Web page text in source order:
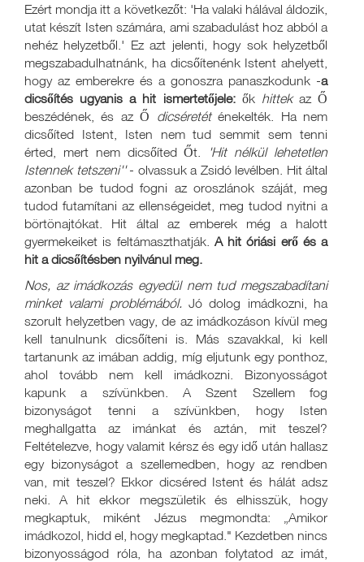
Ezért mondja itt a következőt: 'Ha valaki hálával áldozik,
utat készít Isten számára, ami szabadulást hoz abból a
nehéz helyzetből.' Ez azt jelenti, hogy sok helyzetből
megszabadulhatnánk, ha dicsőítenénk Istent ahelyett,
hogy az emberekre és a gonoszra panaszkodunk -a
dicsőítés ugyanis a hit ismertetőjele: ők hittekaz Ő
beszédének, és az Ő dicséretéténekelték. Ha nem
dicsőíted Istent, Isten nem tud semmit sem tenni
érted, mert nem dicsőíted Őt.
'Hit nélkül lehetetlen
Istennek tetszeni''- olvassuk a Zsidó levélben. Hit által
azonban be tudod fogni az oroszlánok száját, meg
tudod futamítani az ellenségeidet, meg tudod nyitni a
börtönajtókat. Hit által az emberek még a halott
gyermekeiket is feltámaszthatják. A hit óriási erő és a
hit a dicsőítésben nyilvánul meg.
Nos, az imádkozás egyedül nem tud megszabadítani
minket valami problémából. Jó dolog imádkozni, ha
szorult helyzetben vagy, de az imádkozáson kívül meg
kell tanulnunk dicsőíteni is. Más szavakkal, ki kell
tartanunk az imában addig, míg eljutunk egy ponthoz,
ahol tovább nem kell imádkozni. Bizonyosságot
kapunk a szívünkben. A Szent Szellem fog
bizonyságot tenni a szívünkben, hogy Isten
meghallgatta az imánkat és aztán, mit teszel?
Feltételezve, hogy valamit kérsz és egy idő után hallasz
egy bizonyságot a szellemedben, hogy az rendben
van, mit teszel? Ekkor dicséred Istent és hálát adsz
neki. A hit ekkor megszületik és elhisszük, hogy
megkaptuk, miként Jézus megmondta: „Amikor
imádkozol, hidd el, hogy megkaptad." Kezdetben nincs
bizonyosságod róla, ha azonban folytatod az imát,